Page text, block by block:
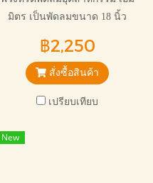
มิตร เป็นพัดลมขนาด 18 นิ้ว
ประโยชน์ เหมาะกับการ
ไว้อาลัยทุกแบบ
฿2,250
สั่งซื้อสินค้า
เปรียบเทียบ
New